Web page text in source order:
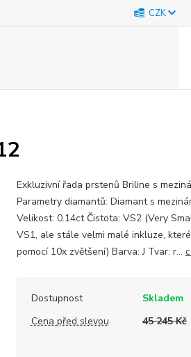
CZK
Exkluzivní řada prstenů Briline s
Parametry diamantů: Diamant s
Velikost: 0.14ct Čistota: VS2 (Very
VS1, ale stále velmi malé inkluze,
pomocí 10x zvětšení) Barva: J Tvar: r...
Dostupnost
Skladem
Cena před slevou
45 245 Kč